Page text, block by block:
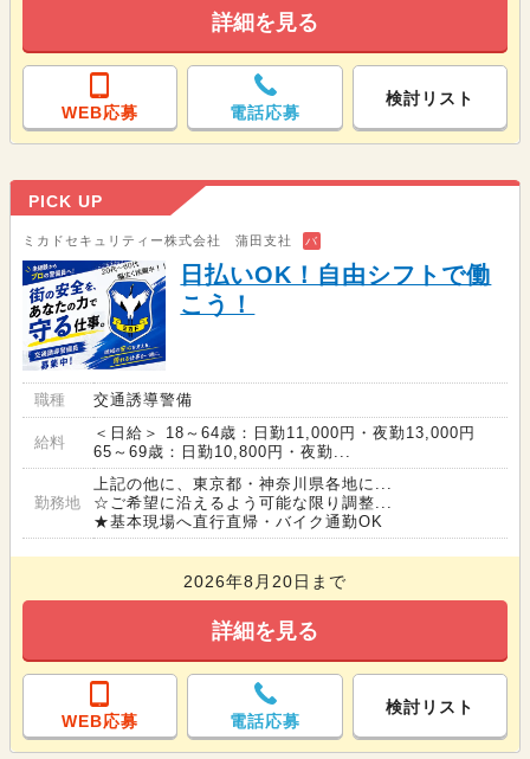
詳細を見る
WEB応募 電話応募
検討リスト
PICK UP
ミカドセキュリティー株式会社 蒲田支社 バ
日払いOK！自由シフトで働
こう！
職種 交通誘導警備
給料
＜日給＞ 18～64歳：日勤11,000円・夜勤13,000円
65～69歳：日勤10,800円・夜勤...
勤務地
上記の他に、東京都・神奈川県各地に...
☆ご希望に沿えるよう可能な限り調整...
★基本現場へ直行直帰・バイク通勤OK
2026年8月20日まで
詳細を見る
WEB応募 電話応募
検討リスト